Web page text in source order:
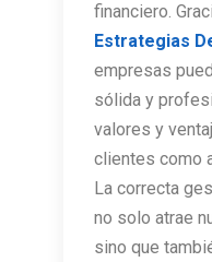
financiero.
Estrategias
empresas
sólida y
valores y
clientes como
La correcta
no solo atrae
sino que